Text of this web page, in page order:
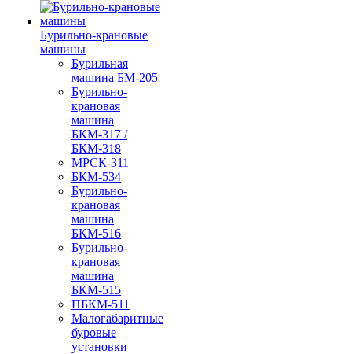
Бурильно-крановые
машины
Бурильная
машина БМ-205
Бурильно-
крановая
машина
БКМ-317 /
БКМ-318
МРСК-311
БКМ-534
Бурильно-
крановая
машина
БКМ-516
Бурильно-
крановая
машина
БКМ-515
ПБКМ-511
Малогабаритные
буровые
установки